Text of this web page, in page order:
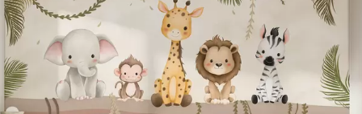
Standard
27.00 €/m²
Premium
56.6734.00€/m²